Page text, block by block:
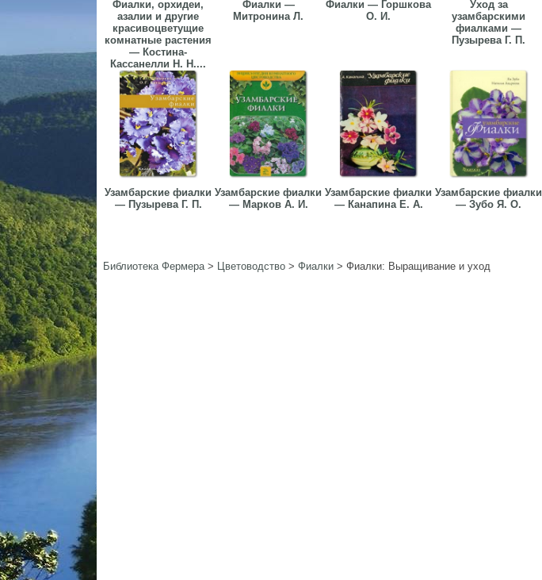
Фиалки, орхидеи,
азалии и другие
красивоцветущие
комнатные растения
— Костина-
Кассанелли Н. Н....
Фиалки —
Митронина Л.
Фиалки — Горшкова
О. И.
Уход за
узамбарскими
фиалками —
Пузырева Г. П.
Узамбарские фиалки
— Пузырева Г. П.
Узамбарские фиалки
— Марков А. И.
Узамбарские фиалки
— Канапина Е. А.
Узамбарские фиалки
— Зубо Я. О.
Библиотека Фермера> Цветоводство > Фиалки > Фиалки: Выращивание и уход